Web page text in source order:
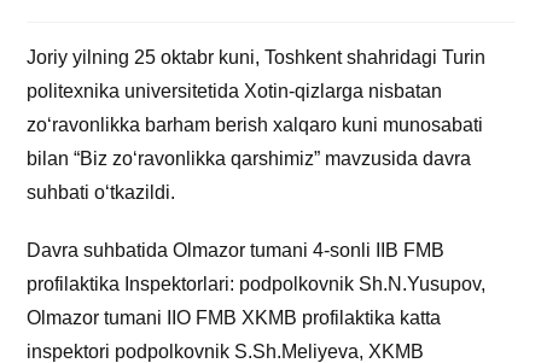
Joriy yilning 25 oktabr kuni, Toshkent shahridagi Turin
politexnika universitetida Xotin-qizlarga nisbatan
zo‘ravonlikka barham berish xalqaro kuni munosabati
bilan “Biz zo‘ravonlikka qarshimiz” mavzusida davra
suhbati o‘tkazildi.
Davra suhbatida Olmazor tumani 4-sonli IIB FMB
profilaktika Inspektorlari: podpolkovnik Sh.N.Yusupov,
Olmazor tumani IIO FMB XKMB profilaktika katta
inspektori podpolkovnik S.Sh.Meliyeva, XKMB